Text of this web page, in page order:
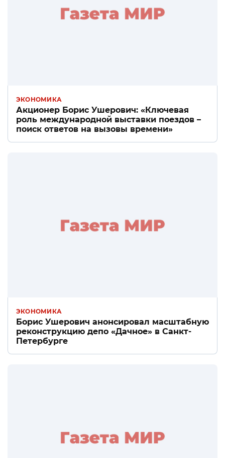
ЭКОНОМИКА
Акционер Борис Ушерович: «Ключевая
роль международной выставки поездов –
поиск ответов на вызовы времени»
ЭКОНОМИКА
Борис Ушерович анонсировал масштабную
реконструкцию депо «Дачное» в Санкт-
Петербурге